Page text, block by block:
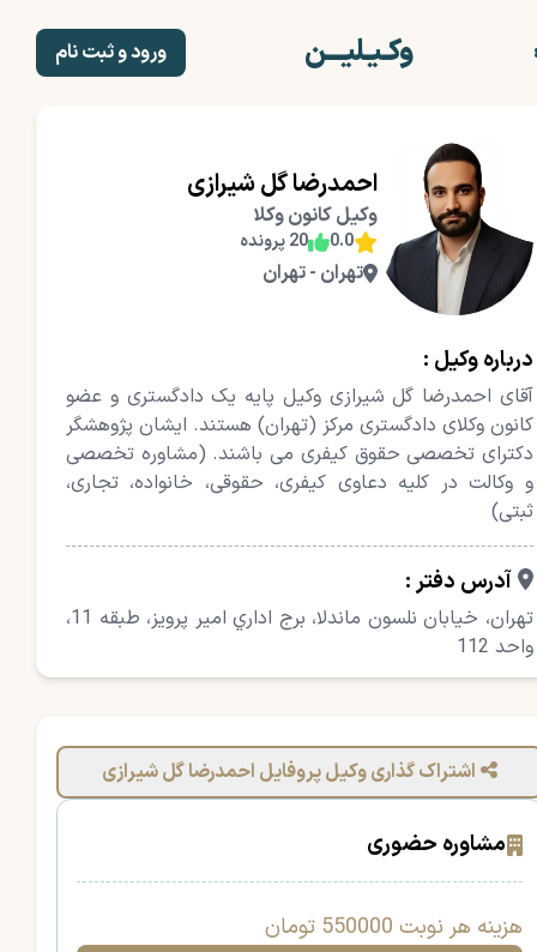
وکـیـلیـــن
ورود و ثبت نام
وکلا
خدمات
بلاگ
مشاوره حقوقی رایگان
درباره ما
احمدرضا گل شیرازی
وکیل کانون وکلا
0.0 20 پرونده
تهران - تهران
درباره وکیل :
آقای احمدرضا گل شیرازی وکیل پایه یک دادگستری و عضو
کانون وکلای دادگستری مرکز (تهران) هستند. ایشان پژوهشگر
دکترای تخصصی حقوق کیفری می باشند. (مشاوره تخصصی
و وکالت در کلیه دعاوی کیفری، حقوقی، خانواده، تجاری،
ثبتی)
آدرس دفتر :
تهران، خيابان نلسون ماندلا، برج اداري امير پرویز، طبقه 11،
واحد 112
اشتراک گذاری وکیل پروفایل احمدرضا گل شیرازی
مشاوره حضوری
هزینه هر نوبت 550000 تومان